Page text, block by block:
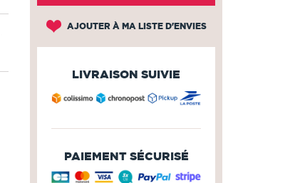
AJOUTER À MA LISTE D'ENVIES
LIVRAISON SUIVIE
PAIEMENT SÉCURISÉ